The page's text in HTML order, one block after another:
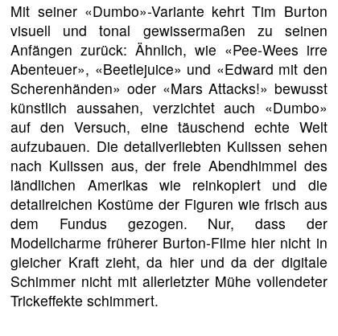
Mit seiner «Dumbo»-Variante kehrt Tim Burton
visuell und tonal gewissermaßen zu seinen
Anfängen zurück: Ähnlich, wie «Pee-Wees irre
Abenteuer», «Beetlejuice» und «Edward mit den
Scherenhänden» oder «Mars Attacks!» bewusst
künstlich aussahen, verzichtet auch «Dumbo»
auf den Versuch, eine täuschend echte Welt
aufzubauen. Die detailverliebten Kulissen sehen
nach Kulissen aus, der freie Abendhimmel des
ländlichen Amerikas wie reinkopiert und die
detailreichen Kostüme der Figuren wie frisch aus
dem Fundus gezogen. Nur, dass der
Modellcharme früherer Burton-Filme hier nicht in
gleicher Kraft zieht, da hier und da der digitale
Schimmer nicht mit allerletzter Mühe vollendeter
Trickeffekte schimmert.